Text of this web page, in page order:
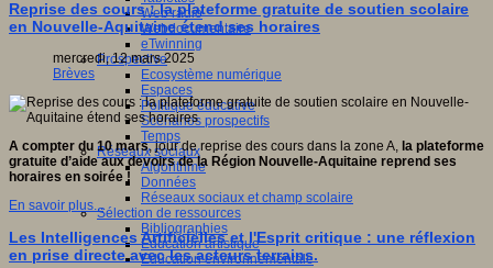
Web radio
Webdocumentaire
eTwinning
Prospective
Ecosystème numérique
Espaces
Politique éducative
Scénarios prospectifs
Temps
Réseaux sociaux
Algorithme
Données
Réseaux sociaux et champ scolaire
Sélection de ressources
Bibliographies
Education artistique
Education environnementale
Reprise des cours : la plateforme gratuite de soutien scolaire
en Nouvelle-Aquitaine étend ses horaires
mercredi, 12 mars 2025
Brèves
A compter du 10 mars, jour de reprise des cours dans la zone A, la plateforme
gratuite d’aide aux devoirs de la Région Nouvelle-Aquitaine reprend ses
horaires en soirée !
En savoir plus...
Les Intelligences Artificielles et l'Esprit critique : une réflexion
en prise directe avec les acteurs terrains.